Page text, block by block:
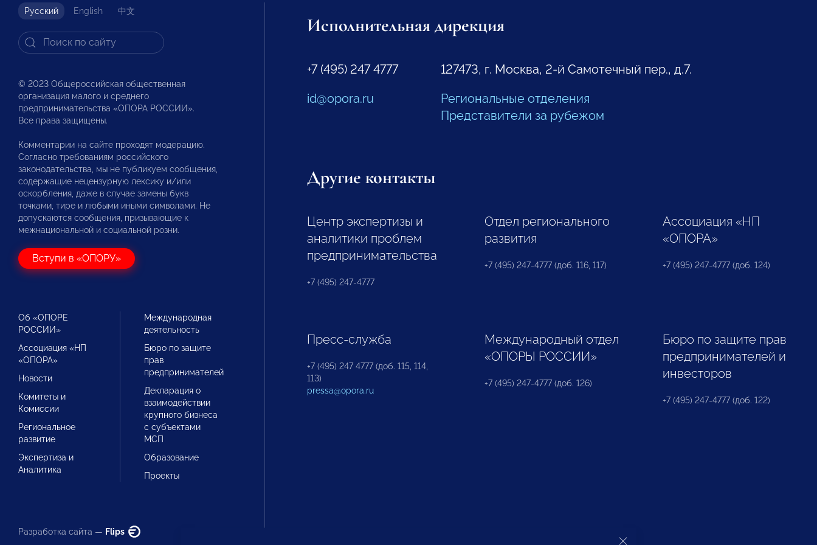
Русский English 中文
© 2023 Общероссийская общественная
организация малого и среднего
предпринимательства «ОПОРА РОССИИ».
Все права защищены.
Комментарии на сайте проходят модерацию.
Согласно требованиям российского
законодательства, мы не публикуем сообщения,
содержащие нецензурную лексику и/или
оскорбления, даже в случае замены букв
точками, тире и любыми иными символами. Не
допускаются сообщения, призывающие к
межнациональной и социальной розни.
Вступи в «ОПОРУ»
Об «ОПОРЕ
РОССИИ»
Ассоциация «НП
«ОПОРА»
Новости
Комитеты и
Комиссии
Региональное
развитие
Экспертиза и
Аналитика
Международная
деятельность
Бюро по защите
прав
предпринимателей
Декларация о
взаимодействии
крупного бизнеса
с субъектами
МСП
Образование
Проекты
Разработка сайта — Flips
Исполнительная дирекция
+7 (495) 247 4777
id@opora.ru
127473, г. Москва, 2-й Самотечный пер., д.7.
Региональные отделения
Представители за рубежом
Другие контакты
Центр экспертизы и
аналитики проблем
предпринимательства
+7 (495) 247-4777
Отдел регионального
развития
+7 (495) 247-4777 (доб. 116, 117)
Ассоциация «НП
«ОПОРА»
+7 (495) 247-4777 (доб. 124)
Пресс-служба
+7 (495) 247 4777 (доб. 115, 114,
113)
pressa@opora.ru
Международный отдел
«ОПОРЫ РОССИИ»
+7 (495) 247-4777 (доб. 126)
Бюро по защите прав
предпринимателей и
инвесторов
+7 (495) 247-4777 (доб. 122)